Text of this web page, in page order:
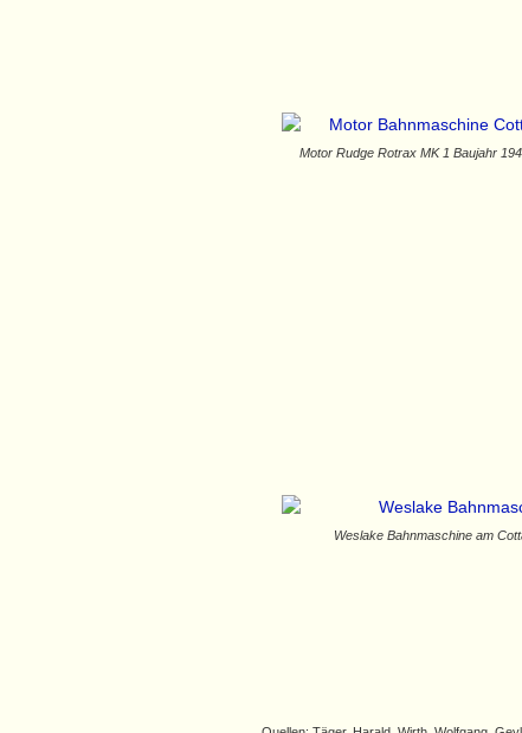
Motor Rudge Rotrax MK 1 Baujahr
Weslake Bahnmaschine am